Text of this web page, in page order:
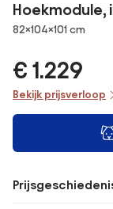
Hoekmodule,
Afmetingen
82×104×101 cm
€ 1.229
Bekijk prijsverloop